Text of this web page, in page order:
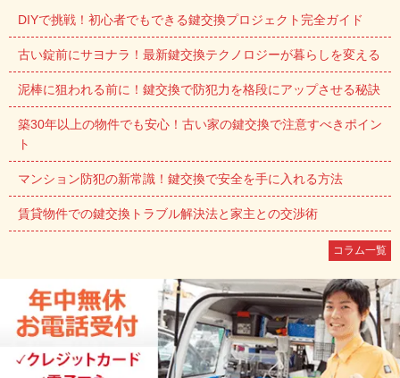
DIYで挑戦！初心者でもできる鍵交換プロジェクト完全ガイド
古い錠前にサヨナラ！最新鍵交換テクノロジーが暮らしを変える
泥棒に狙われる前に！鍵交換で防犯力を格段にアップさせる秘訣
築30年以上の物件でも安心！古い家の鍵交換で注意すべきポイン
ト
マンション防犯の新常識！鍵交換で安全を手に入れる方法
賃貸物件での鍵交換トラブル解決法と家主との交渉術
コラム一覧